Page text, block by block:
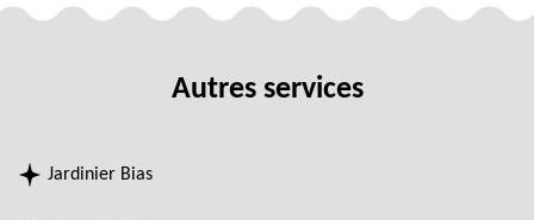
Autres services
Jardinier Bias